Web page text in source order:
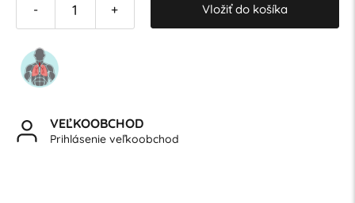
- + Vložiť do košíka
VEĽKOOBCHOD
Prihlásenie veľkoobchod